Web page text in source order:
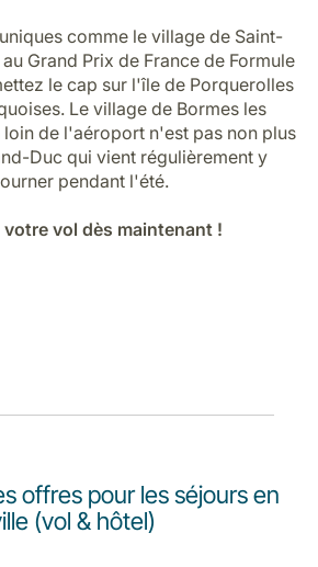
comme le village de Saint-
Grand Prix de France de Formule
le cap sur l'île de Porquerolles
Le village de Bormes les
loin de l'aéroport n'est pas non plus
Duc qui vient régulièrement y
pendant l'été.
votre vol dès maintenant !
offres pour les séjours en
(vol & hôtel)